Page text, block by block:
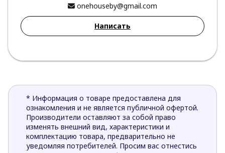
onehouseby@gmail.com
Написать
* Информация о товаре предоставлена для
ознакомления и не является публичной офертой.
Производители оставляют за собой право
изменять внешний вид, характеристики и
комплектацию товара, предварительно не
уведомляя потребителей. Просим вас отнестись